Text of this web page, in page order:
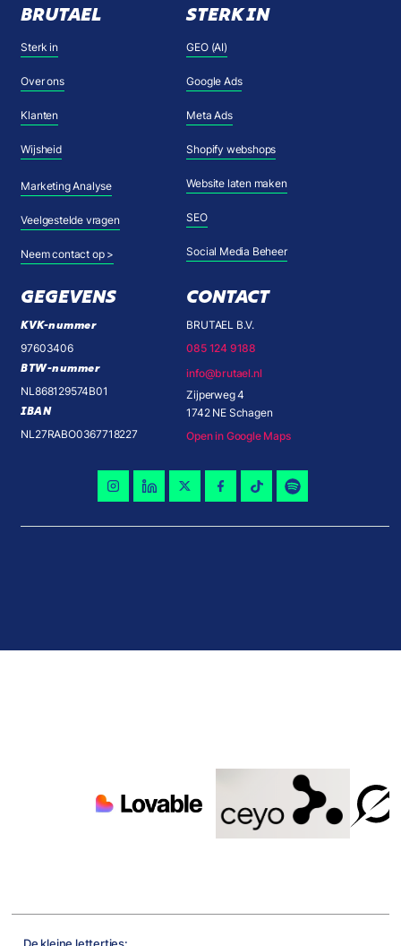
BRUTAEL
Sterk in
Over ons
Klanten
Wijsheid
Marketing Analyse
Veelgestelde vragen
Neem contact op >
STERK IN
GEO (AI)
Google Ads
Meta Ads
Shopify webshops
Website laten maken
SEO
Social Media Beheer
GEGEVENS
KVK-nummer
97603406
BTW-nummer
NL868129574B01
IBAN
NL27RABO0367718227
CONTACT
BRUTAEL B.V.
085 124 9188
info@brutael.nl
Zijperweg 4
1742 NE Schagen
Open in Google Maps
De kleine lettertjes: